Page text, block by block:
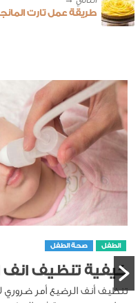
طريقة عمل تارت
الطفل صحة الطفل
كيفية تنظيف انف
تنظيف أنف الرضيع أمر ضروري